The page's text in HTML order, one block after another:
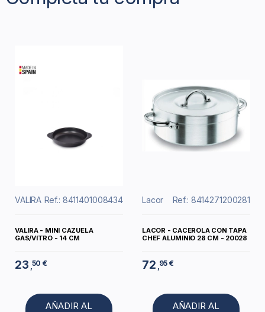
VALIRA Ref.: 8411401008434
VALIRA - MINI CAZUELA
GAS/VITRO - 14 CM
23 ,50 €
AÑADIR AL
Lacor Ref.: 8414271200281
LACOR - CACEROLA CON TAPA
CHEF ALUMINIO 28 CM - 20028
72 95 €
AÑADIR AL